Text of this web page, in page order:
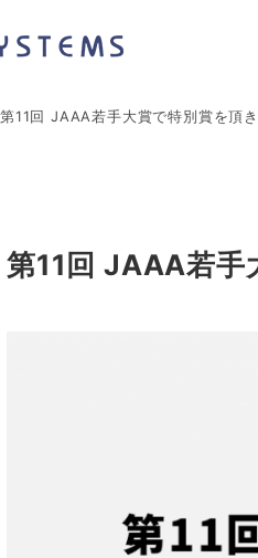
第11回 JAAA若手大賞で特別賞を頂
第11回 JAAA若手